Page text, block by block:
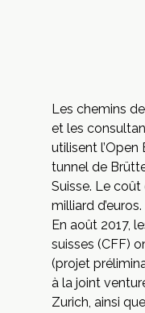
Les chemins
et les
utilisent
tunnel de
Suisse. Le
milliard d’euros.
En août 2017,
suisses (CFF)
(projet
à la joint
Zurich, ainsi